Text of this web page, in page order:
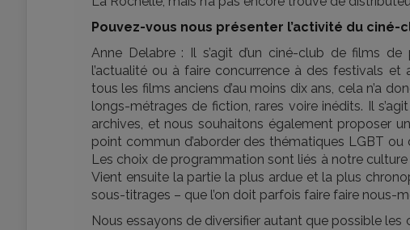
Pouvez-vous nous présenter l’activité du ciné-
Anne Delabre : Il s’agit d’un ciné-club de films
l’actualité ou à faire concurrence à des festivals
tous les films anciens d’au moins dix ans, cela n’a
longs-métrages de fiction, rares voire inédits. Il
archives, et nous souhaitons également proposer
point commun d’aborder des thématiques LGBT
Les choix de programmation sont liés à notre
Vient ensuite la partie la plus ardue et la plus
sous-titrages – que l’on doit parfois faire faire nous-
Nous essayons de diversifier autant que possible